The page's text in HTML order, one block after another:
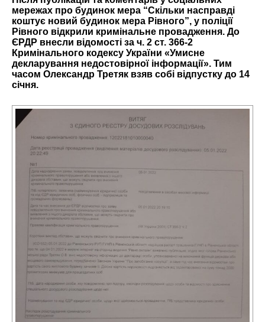
мережах про будинок мера “Скільки насправді
коштує новий будинок мера Рівного”, у поліції
Рівного відкрили кримінальне провадження. До
ЄРДР внесли відомості за ч. 2 ст. 366-2
Кримінального кодексу України «Умисне
декларування недостовірної інформації». Тим
часом Олександр Третяк взяв собі відпустку до 14
січня.